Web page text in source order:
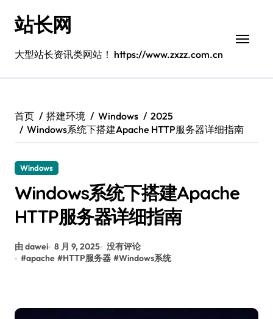
站长网
大型站长资讯类网站！ https://www.zxzz.com.cn
首页 搭建环境 Windows
2025
Windows系统下搭建Apache HTTP服务器详细指南
Windows
Windows系统下搭建Apache
HTTP服务器详细指南
由 dawei 8 月 9, 2025 没有评论
#apache #HTTP服务器 #Windows系统